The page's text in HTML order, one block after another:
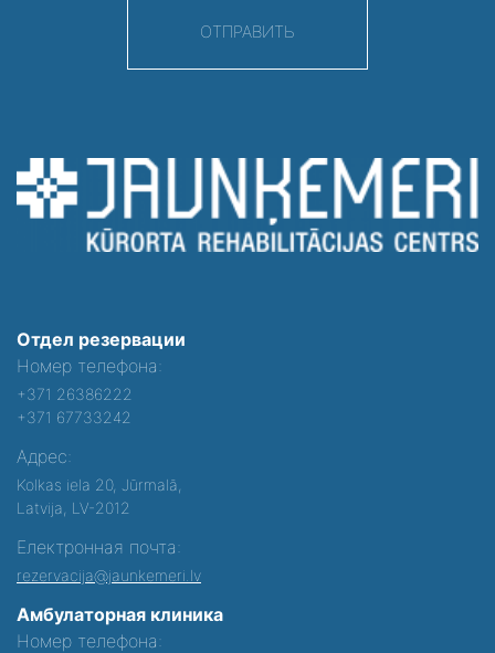
ОТПРАВИТЬ
Отдел резервации
Номер телефона:
+371 26386222
+371 67733242
Адрес:
Kolkas iela 20, Jūrmalā,
Latvija, LV-2012
Електронная почта:
rezervacija@jaunkemeri.lv
Амбулаторная клиника
Номер телефона: